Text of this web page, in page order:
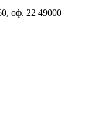
оф. 22 49000